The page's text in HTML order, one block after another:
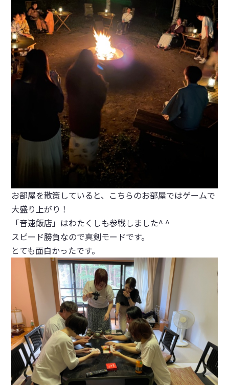
お部屋を散策していると、こちらのお部屋ではゲームで
大盛り上がり！
「音速飯店」はわたくしも参戦しました^ ^
スピード勝負なので真剣モードです。
とても面白かったです。